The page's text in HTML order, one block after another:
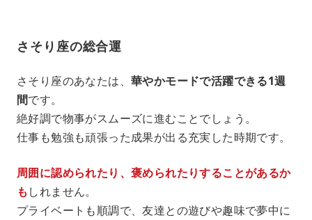
さそり座の総合運
さそり座のあなたは、 華やかモードで活躍できる1週
間です。
絶好調で物事がスムーズに進むことでしょう。
仕事も勉強も頑張った成果が出る充実した時期です。
周囲に認められたり、褒められたりすることがあるか
も しれません。
プライベートも順調で、友達との遊びや趣味で夢中に